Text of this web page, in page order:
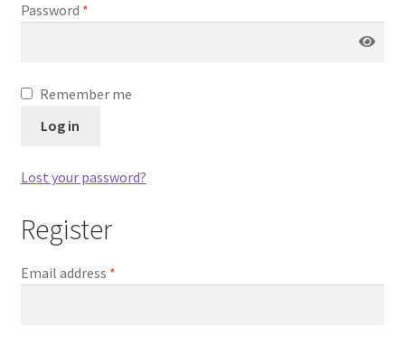
防詐騙聲明
Password *
Remember me
Log in
Lost your password?
Register
Email address *